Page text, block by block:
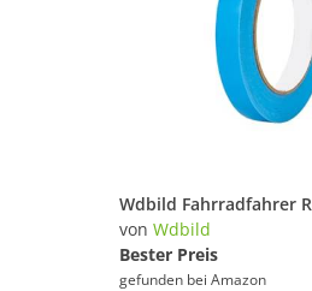
von Wdbild
Bester Preis
gefunden bei Amazon